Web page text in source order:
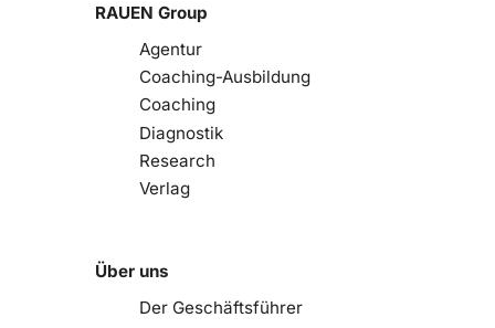
RAUEN Group
Agentur
Coaching-Ausbildung
Coaching
Diagnostik
Research
Verlag
Über uns
Der Geschäftsführer